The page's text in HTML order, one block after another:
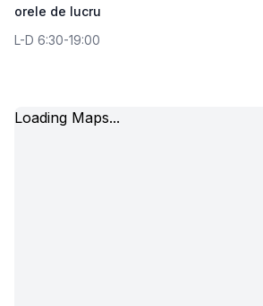
orele de lucru
L-D 6:30-19:00
Loading Maps...